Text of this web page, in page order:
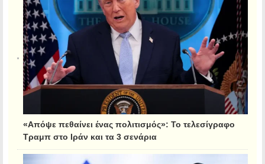
«Απόψε πεθαίνει ένας πολιτισμός»: Το τελεσίγραφο
Τραμπ στο Ιράν και τα 3 σενάρια